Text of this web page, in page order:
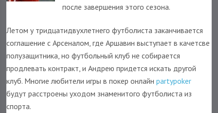
после завершения этого сезона.
Летом у тридцатидвухлетнего футболиста заканчивается
соглашение с Арсеналом, где Аршавин выступает в качетсве
полузащитника, но футбольный клуб не собирается
продлевать контракт, и Андрею придется искать другой
клуб. Многие любители игры в покер онлайнpartypoker
будут расстроены уходом знаменитого футболиста из
спорта.